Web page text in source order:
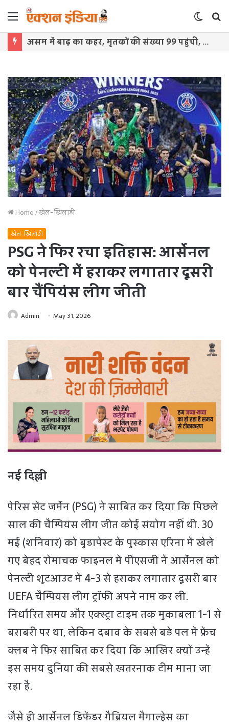
Menu
Switch
skin
असम में बाढ़ का कहर, मृतकों की संख्या 99 पहुंची, 1.47 लाख लोग प्रभावित
Home/खेल-खिलाड़ी
खेल-खिलाड़ी
PSG ने फिर रचा इतिहास: आर्सेनल
को पेनल्टी में हराकर लगातार दूसरी
बार चैंपियंस लीग जीती
Admin May 31, 2026
नई दिल्ली
पेरिस सेंट जर्मेन (PSG) ने साबित कर दिया कि पिछले
साल की चैम्पियंस लीग जीत कोई संयोग नहीं थी. 30
मई (शनिवार) को बुडापेस्ट के पुस्कास एरिना में खेले
गए बेहद रोमांचक फाइनल में पीएसजी ने आर्सेनल को
पेनल्टी शूटआउट में 4-3 से हराकर लगातार दूसरी बार
UEFA चैम्पियंस लीग ट्रॉफी अपने नाम कर ली.
निर्धारित समय और एक्स्ट्रा टाइम तक मुकाबला 1-1 से
बराबरी पर था, लेकिन दबाव के सबसे बड़े पल में फ्रेंच
क्लब ने फिर साबित कर दिया कि आखिर क्यों उन्हें
इस समय दुनिया की सबसे खतरनाक टीम माना जा
रहा है.
जैसे ही आर्सेनल डिफेंडर गैब्रियल मैगाल्हेस का